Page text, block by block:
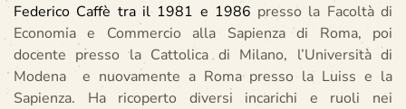
Federico Caffè tra il 1981 e 1986 presso la Facoltà di
Economia e Commercio alla Sapienza di Roma, poi
docente presso la Cattolica di Milano, l’Università di
Modena e nuovamente a Roma presso la Luiss e la
Sapienza. Ha ricoperto diversi incarichi e ruoli nei